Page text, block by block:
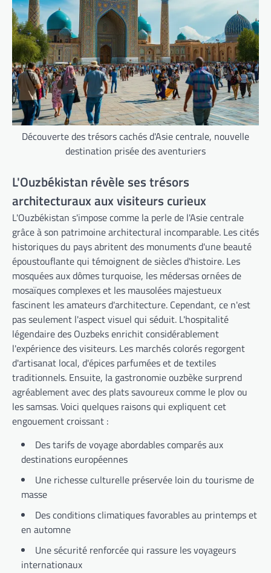
Découverte des trésors cachés d'Asie centrale, nouvelle
destination prisée des aventuriers
L'Ouzbékistan révèle ses trésors
architecturaux aux visiteurs curieux
L'Ouzbékistan s'impose comme la perle de l'Asie centrale
grâce à son patrimoine architectural incomparable. Les cités
historiques du pays abritent des monuments d'une beauté
époustouflante qui témoignent de siècles d'histoire. Les
mosquées aux dômes turquoise, les médersas ornées de
mosaïques complexes et les mausolées majestueux
fascinent les amateurs d'architecture. Cependant, ce n'est
pas seulement l'aspect visuel qui séduit. L'hospitalité
légendaire des Ouzbeks enrichit considérablement
l'expérience des visiteurs. Les marchés colorés regorgent
d'artisanat local, d'épices parfumées et de textiles
traditionnels. Ensuite, la gastronomie ouzbèke surprend
agréablement avec des plats savoureux comme le plov ou
les samsas. Voici quelques raisons qui expliquent cet
engouement croissant :
Des tarifs de voyage abordables comparés aux
destinations européennes
Une richesse culturelle préservée loin du tourisme de
masse
Des conditions climatiques favorables au printemps et
en automne
Une sécurité renforcée qui rassure les voyageurs
internationaux